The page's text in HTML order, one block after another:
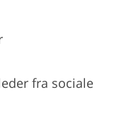
fra sociale